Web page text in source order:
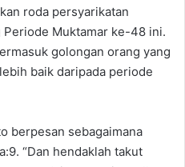
roda persyarikatan
Periode Muktamar ke-48 ini.
golongan orang yang
baik daripada periode
berpesan sebagaimana
“Dan hendaklah takut